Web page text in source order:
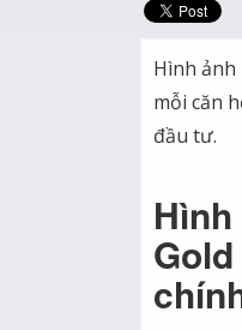
Hình
mỗi căn
đầu tư.